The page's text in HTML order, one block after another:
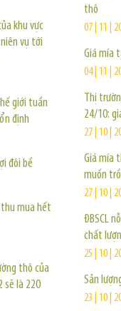
khu vực
vụ tới
giới tuần
định
đôi bề
thu mua hết
thô của
sẽ là 220
thô
07 | 11 |
Giá mía
04 | 11 |
Thị
24/10:
27 | 10 |
Giá mía
muốn
27 | 10 |
ĐBSCL
chất
25 | 10 |
Sản
23 | 10 |